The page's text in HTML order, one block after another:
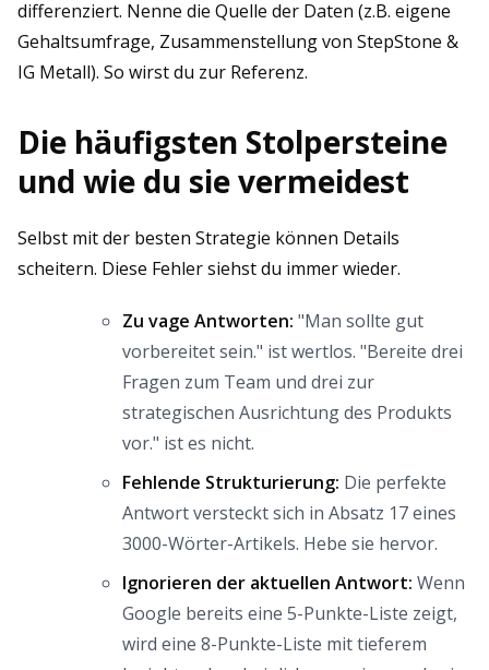
differenziert. Nenne die Quelle der Daten (z.B. eigene
Gehaltsumfrage, Zusammenstellung von StepStone &
IG Metall). So wirst du zur Referenz.
Die häufigsten Stolpersteine
und wie du sie vermeidest
Selbst mit der besten Strategie können Details
scheitern. Diese Fehler siehst du immer wieder.
Zu vage Antworten: "Man sollte gut
vorbereitet sein." ist wertlos. "Bereite drei
Fragen zum Team und drei zur
strategischen Ausrichtung des Produkts
vor." ist es nicht.
Fehlende Strukturierung: Die perfekte
Antwort versteckt sich in Absatz 17 eines
3000-Wörter-Artikels. Hebe sie hervor.
Ignorieren der aktuellen Antwort: Wenn
Google bereits eine 5-Punkte-Liste zeigt,
wird eine 8-Punkte-Liste mit tieferem